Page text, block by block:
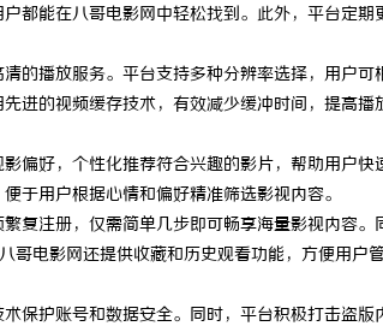
都能在八哥电影网中轻松找到。此外，平台定期
的播放服务。平台支持多种分辨率选择，用户可
进的视频缓存技术，有效减少缓冲时间，提高播
偏好，个性化推荐符合兴趣的影片，帮助用户快
于用户根据心情和偏好精准筛选影视内容。
复注册，仅需简单几步即可畅享海量影视内容。
电影网还提供收藏和历史观看功能，方便用户
保护账号和数据安全。同时，平台积极打击盗版